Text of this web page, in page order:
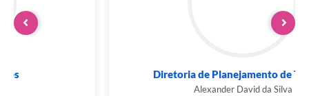
Diretoria de Planejamento de Trânsito
Alexander David da Silva